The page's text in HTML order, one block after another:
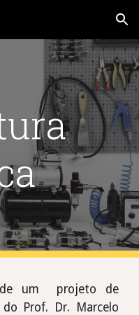
Skip to navigation
de um projeto de
Prof. Dr. Marcelo